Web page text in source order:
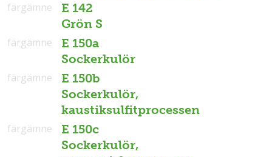
E 142
Grön S
färgämne
E 150a
Sockerkulör
färgämne
E 150b
Sockerkulör,
kaustiksulfitprocessen
färgämne
E 150c
Sockerkulör,
färgämne